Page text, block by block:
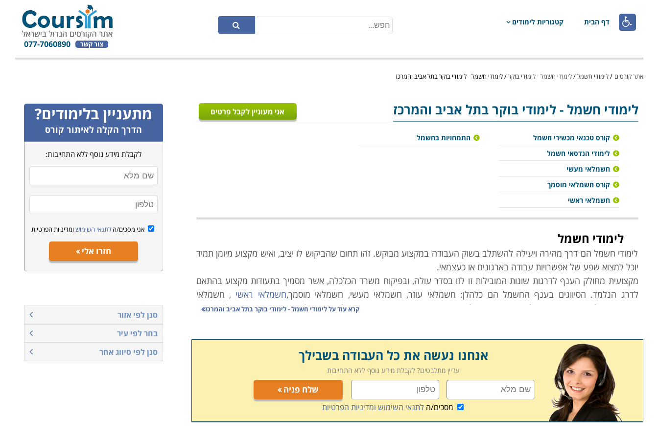
 דף הבית קטגוריות לימודים
צור קשר 077-7060890
אתר קורסים /לימודי חשמל/לימודי חשמל - לימודי בוקר/לימודי חשמל - לימודי בוקר בתל אביב והמרכז
לימודי חשמל- לימודי בוקר בתל אביב והמרכז אני מעוניין לקבל פרטים
קורס טכנאי מכשירי חשמל
לימודי הנדסאי חשמל
חשמלאי מעשי
קורס חשמלאי מוסמך
חשמלאי ראשי
התמחויות בחשמל
לימודי חשמל
לימודי חשמל הם דרך מהירה ויעילה להשתלב בשוק העבודה במקצוע מבוקש. זהו תחום שהביקוש לו יציב, ואיש מקצוע מיומן תמיד
יוכל למצוא שפע של אפשרויות עבודה בארגונים או כעצמאי.
מקצועית מחולק הענף לדרגות שונות המובילות זו לזו בסדר עולה, ובפיקוח משרד הכלכלה, אשר מסמיך בתעודות מקצוע בהתאם
לדרג הנלמד. הסיווגים בענף החשמל הם כלהלן: חשמלאי עוזר, חשמלאי מעשי, חשמלאי מוסמך,חשמלאי ראשי , חשמלאי
חשמלאי-הנדסאי
, חשמלאי-מהנדס, חשמלאי-בודק - סוג 1; סוג 2 וסוג 3, חשמלאי מסוייג לפי תחום עיסוקו, חשמלאי שירות
ולהגדיל את השירותים שיינתנו ללקוחות שלכם, וכמובן להגדיל את יכולות ההכנסה באופן מקביל.
איך מתחילים
חשמלאי מוסמךהוא לרוב נקודת הפתיחה ממנה מתחילה ההכשרה האישית בתחום, וזהו מסלול אשר במסגרתו נלמדת עבודה
מעשית ותיאורטית, בקרה ופיקוד, הבנת מערכות שונות והתיקון במעבדה. לימודי חשמלאי מוסמך נטו, ללא ותק, מעניקים זכאות
לתעודת חשמלאי עוזר, וניתן באמצעותה לבצע עבודות פיקוח, בדיקה, תיקונים ואחזקה של מערכות.
לתכנית הלימודים של משרד הכלכלה, כך שלמעשה רוב המוסדות המלמדים את הנושא עוקבים אחרי אותה תכנית לימודים.
קרא עוד עללימודי חשמל - לימודי בוקר בתל אביב והמרכז
אנחנו נעשה את כל העבודה בשבילך
עדיין מתלבטים? לקבלת מידע נוסף ללא התחייבות
שלח פניה
מסכים/הלתנאי השימוש ומדיניות הפרטיות
מתעניין בלימודים?
הדרך הקלה לאיתור קורס
לקבלת מידע נוסף ללא התחייבות:
אני מסכים/הלתנאי השימוש ומדיניות הפרטיות
חזרו אלי
סנן לפי אזור
בחר לפי עיר
סנן לפי סיווג אחר